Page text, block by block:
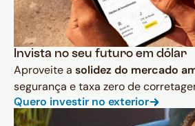
Invista no seu futuro em dólar
Aproveite a solidez do mercado
segurança e taxa zero de
Quero investir no exterior